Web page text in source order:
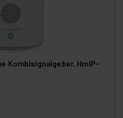
Kombisignalgeber, HmIP-